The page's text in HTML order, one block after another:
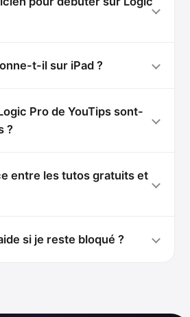
t-il sur iPad ?
Pro de YouTips sont-
?
entre les tutos gratuits et
si je reste bloqué ?